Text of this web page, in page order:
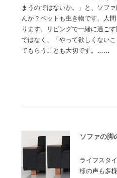
まうのではないか。」と、ソフ
んか？ペットも生き物です。人
ります。リビングで一緒に過ご
ではなく、「やって欲しくない
てもらうことも大切です。……
ソファの脚
ライフスタ
様の声も多